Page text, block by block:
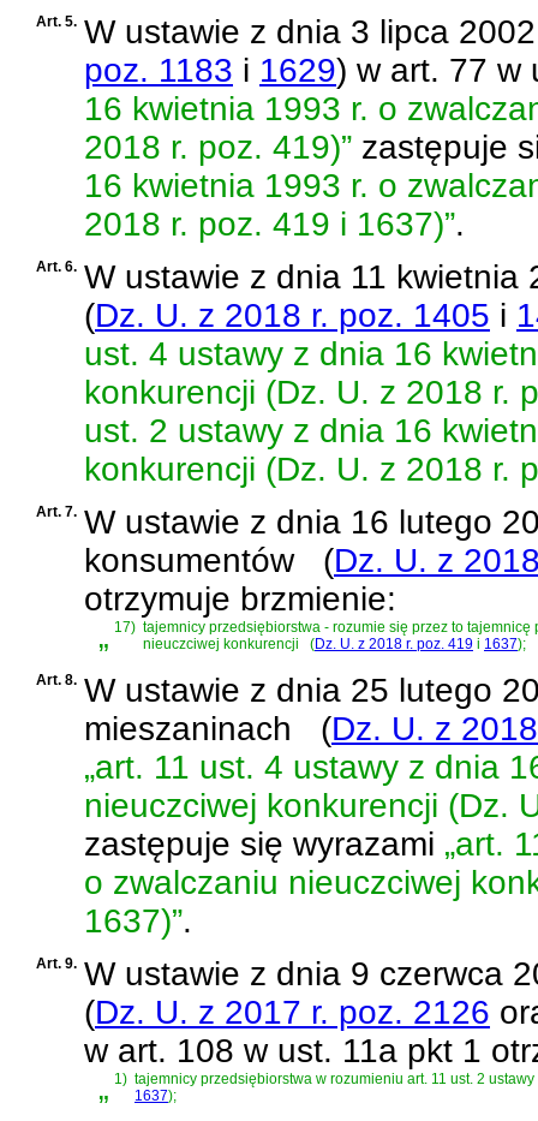
Art. 5. W ustawie z dnia 3 lipca
poz. 1183 i 1629) w art. 77 w
16 kwietnia 1993 r. o
2018 r. poz. 419)” zastępuje
16 kwietnia 1993 r. o
2018 r. poz. 419 i 1637)”.
Art. 6. W ustawie z dnia 11 kwietnia
(Dz. U. z 2018 r. poz. 1405 i
ust. 4 ustawy z dnia 16
konkurencji (Dz. U. z 2018 r.
ust. 2 ustawy z dnia 16
konkurencji (Dz. U. z 2018 r.
Art. 7. W ustawie z dnia 16 lutego
konsumentów
(Dz. U. z
otrzymuje brzmienie:
„17) tajemnicy przedsiębiorstwa - rozumie się przez to
nieuczciwej konkurencji
(Dz. U. z 2018 r. poz. 419 i 1637);
Art. 8. W ustawie z dnia 25 lutego
mieszaninach
(Dz. U. z
„art. 11 ust. 4 ustawy z dnia
nieuczciwej konkurencji (Dz.
zastępuje się wyrazami „art.
o zwalczaniu nieuczciwej
1637)”.
Art. 9. W ustawie z dnia 9 czerwca
(Dz. U. z 2017 r. poz. 2126
w art. 108 w ust. 11a pkt 1
„1) tajemnicy przedsiębiorstwa w rozumieniu art. 11 ust. 2
1637);